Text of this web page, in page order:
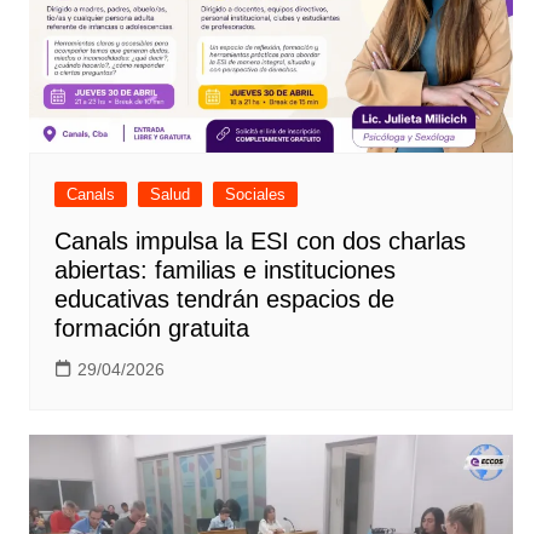
Canals Salud Sociales
Canals impulsa la ESI con dos charlas
abiertas: familias e instituciones
educativas tendrán espacios de
formación gratuita
29/04/2026